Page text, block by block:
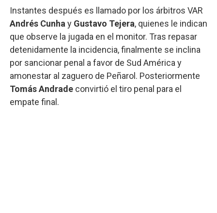
Instantes después es llamado por los árbitros VAR
Andrés Cunha y Gustavo Tejera, quienes le indican
que observe la jugada en el monitor. Tras repasar
detenidamente la incidencia, finalmente se inclina
por sancionar penal a favor de Sud América y
amonestar al zaguero de Peñarol. Posteriormente
Tomás Andrade convirtió el tiro penal para el
empate final.